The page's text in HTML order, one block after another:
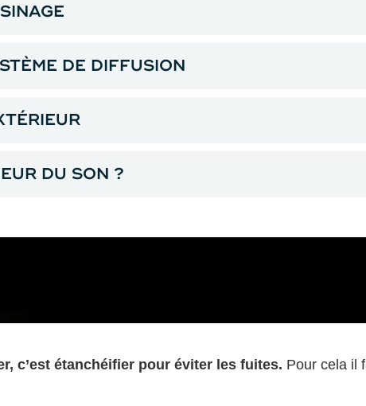
DE DIFFUSION
DU SON ?
c’est étanchéifier pour éviter les fuites. Pour cela il